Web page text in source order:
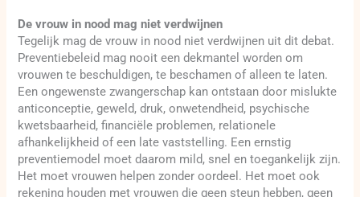
De vrouw in nood mag niet verdwijnen
Tegelijk mag de vrouw in nood niet verdwijnen uit dit debat.
Preventiebeleid mag nooit een dekmantel worden om
vrouwen te beschuldigen, te beschamen of alleen te laten.
Een ongewenste zwangerschap kan ontstaan door mislukte
anticonceptie, geweld, druk, onwetendheid, psychische
kwetsbaarheid, financiële problemen, relationele
afhankelijkheid of een late vaststelling. Een ernstig
preventiemodel moet daarom mild, snel en toegankelijk zijn.
Het moet vrouwen helpen zonder oordeel. Het moet ook
rekening houden met vrouwen die geen steun hebben, geen